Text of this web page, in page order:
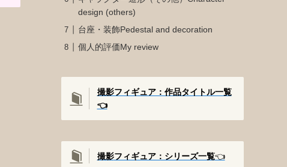
design (others)
台座・装飾Pedestal and decoration
個人的評価My review
撮影フィギュア：作品タイトル一覧
👈️
撮影フィギュア：シリーズ一覧👈️